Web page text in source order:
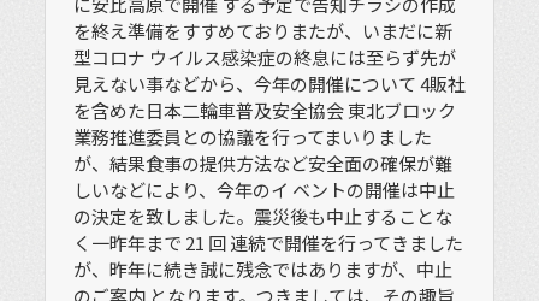
を終え準備をすすめておりまたが、いまだに新
型コロナ ウイルス感染症の終息には至らず先が
見えない事などから、今年の開催について 4販社
を含めた日本二輪車普及安全協会 東北ブロック
業務推進委員との協議を行ってまいりました
が、結果食事の提供方法など安全面の確保が難
しいなどにより、今年のイ ベントの開催は中止
の決定を致しました。震災後も中止することな
く一昨年まで 21 回 連続で開催を行ってきました
が、昨年に続き誠に残念ではありますが、中止
のご案内 となります。つきましては、その趣旨